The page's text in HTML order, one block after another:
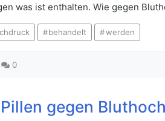
was ist enthalten. Wie gegen
behandelt werden
0
gegen